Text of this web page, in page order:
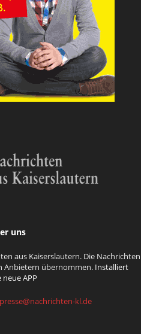
uns
aus Kaiserslautern. Die Nachrichten
Anbietern übernommen. Installiert
neue APP
presse@nachrichten-kl.de